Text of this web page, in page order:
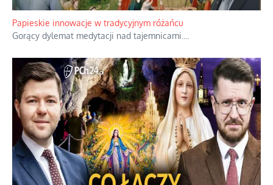
Papieskie innowacje w tradycyjnym różańcu
Gorący dylemat medytacji nad tajemnicami....